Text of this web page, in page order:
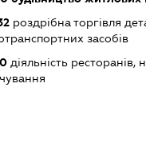
роздрібна торгівля
засобів
діяльність